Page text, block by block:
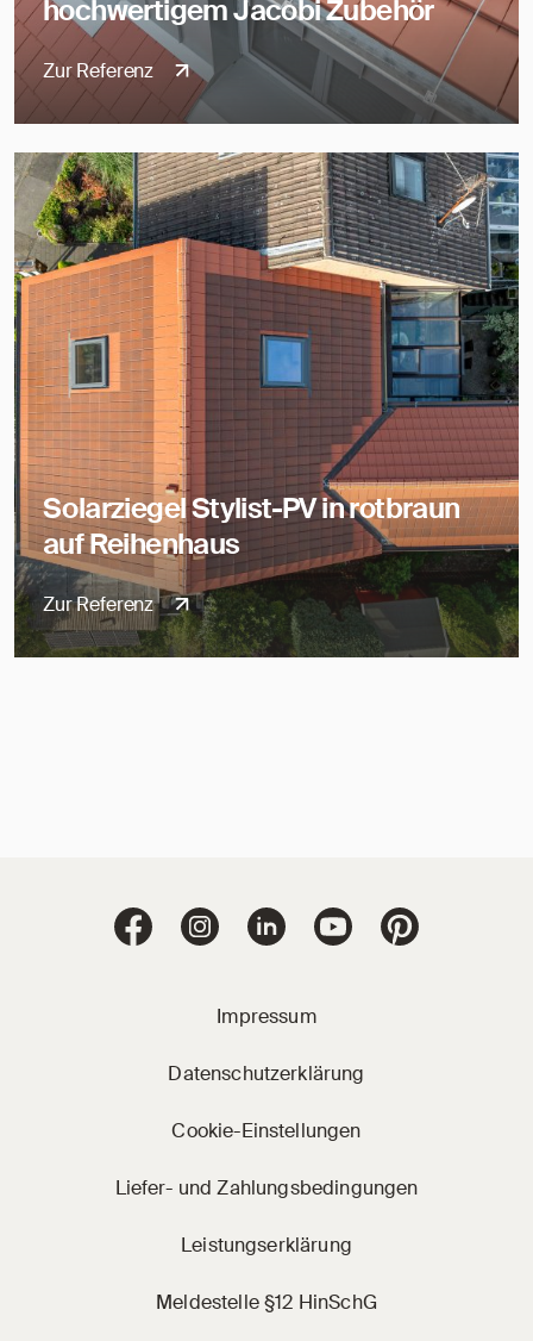
hochwertigem Jacobi Zubehör
Zur Referenz
Solarziegel Stylist-PV in rotbraun
auf Reihenhaus
Zur Referenz
Jacobi Dachziegel
Jacobi Dachziegel auf Facebook
Jacobi Dachziegel auf Instagram
Jacobi Dachziegel auf
Jacobi Dachziegel
Jacobi
Impressum
Datenschutzerklärung
Cookie-Einstellungen
Liefer- und Zahlungsbedingungen
Leistungserklärung
Meldestelle §12 HinSchG